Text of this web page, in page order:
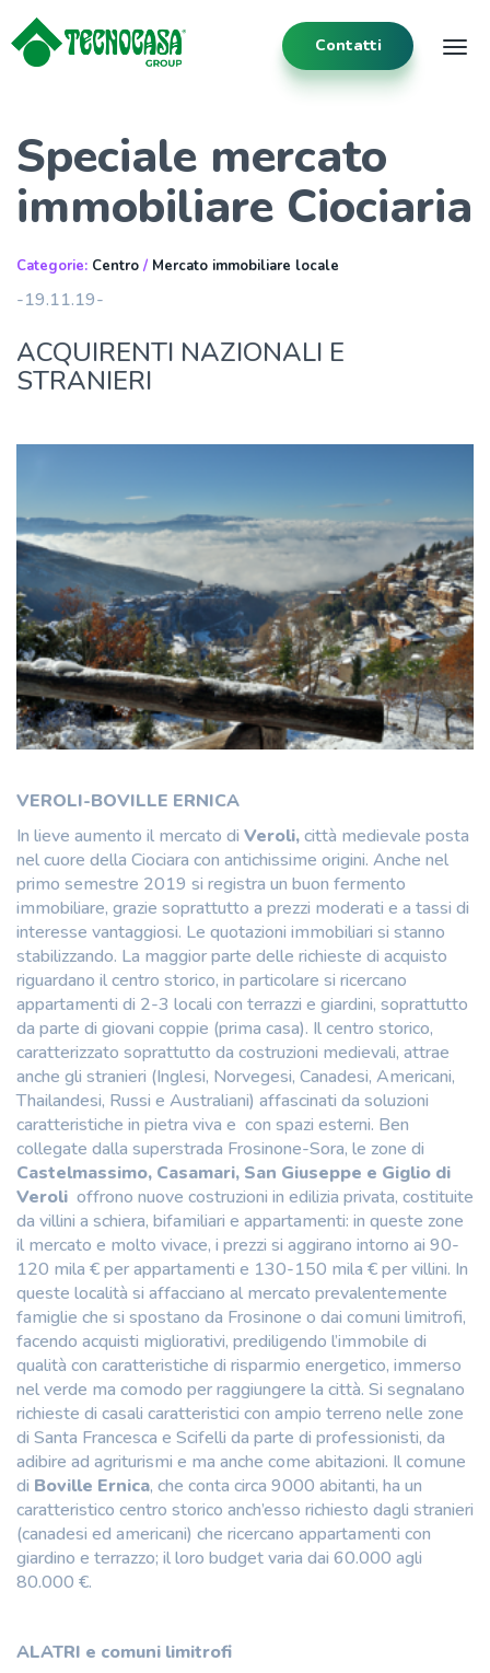
Contatti
Speciale mercato
immobiliare Ciociaria
Categorie: Centro / Mercato immobiliare locale
-19.11.19-
ACQUIRENTI NAZIONALI E
STRANIERI
VEROLI-BOVILLE ERNICA
In lieve aumento il mercato di Veroli,città medievale posta
nel cuore della Ciociara con antichissime origini. Anche nel
primo semestre 2019 si registra un buon fermento
immobiliare, grazie soprattutto a prezzi moderati e a tassi di
interesse vantaggiosi. Le quotazioni immobiliari si stanno
stabilizzando. La maggior parte delle richieste di acquisto
riguardano il centro storico, in particolare si ricercano
appartamenti di 2-3 locali con terrazzi e giardini, soprattutto
da parte di giovani coppie (prima casa). Il centro storico,
caratterizzato soprattutto da costruzioni medievali, attrae
anche gli stranieri (Inglesi, Norvegesi, Canadesi, Americani,
Thailandesi, Russi e Australiani) affascinati da soluzioni
caratteristiche in pietra viva e con spazi esterni. Ben
collegate dalla superstrada Frosinone-Sora, le zone di
Castelmassimo, Casamari, San Giuseppe e Giglio di
Veroli offrono nuove costruzioni in edilizia privata, costituite
da villini a schiera, bifamiliari e appartamenti: in queste zone
il mercato e molto vivace, i prezzi si aggirano intorno ai 90-
120 mila € per appartamenti e 130-150 mila € per villini. In
queste località si affacciano al mercato prevalentemente
famiglie che si spostano da Frosinone o dai comuni limitrofi,
facendo acquisti migliorativi, prediligendo l’immobile di
qualità con caratteristiche di risparmio energetico, immerso
nel verde ma comodo per raggiungere la città. Si segnalano
richieste di casali caratteristici con ampio terreno nelle zone
di Santa Francesca e Scifelli da parte di professionisti, da
adibire ad agriturismi e ma anche come abitazioni. Il comune
di Boville Ernica, che conta circa 9000 abitanti, ha un
caratteristico centro storico anch’esso richiesto dagli stranieri
(canadesi ed americani) che ricercano appartamenti con
giardino e terrazzo; il loro budget varia dai 60.000 agli
80.000 €.
ALATRI e comuni limitrofi